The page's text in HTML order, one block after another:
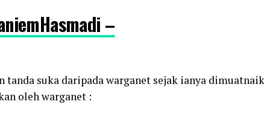
–
tanda suka daripada warganet sejak ianya
oleh warganet :